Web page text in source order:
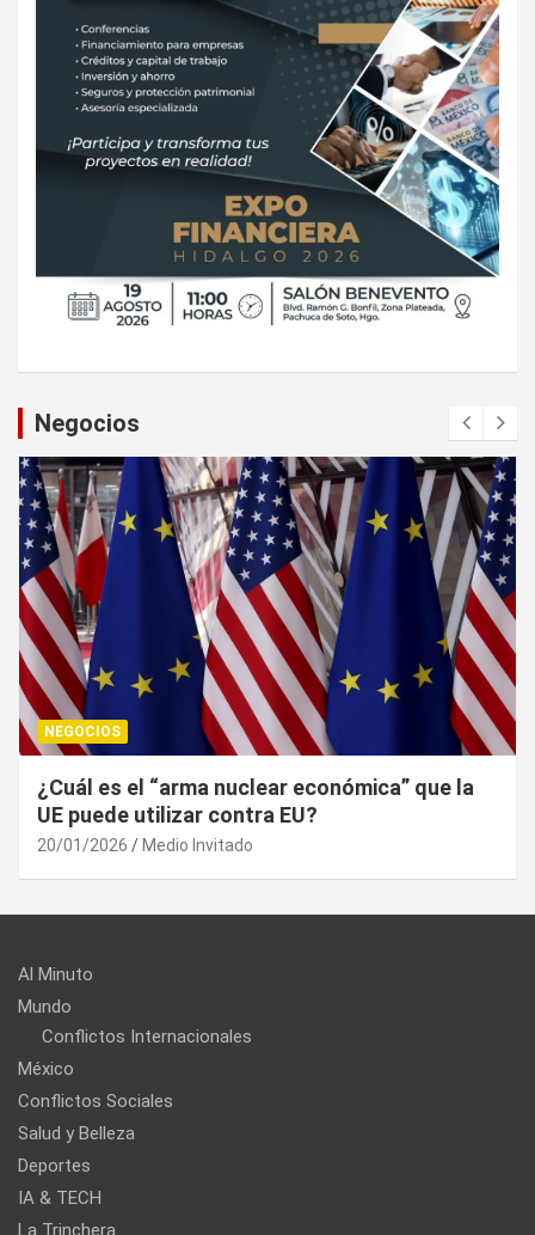
Negocios
NEGOCIOS
¿Cuál es el “arma nuclear económica” que la
UE puede utilizar contra EU?
20/01/2026 Medio Invitado
Al Minuto
Mundo
Conflictos Internacionales
México
Conflictos Sociales
Salud y Belleza
Deportes
IA & TECH
La Trinchera